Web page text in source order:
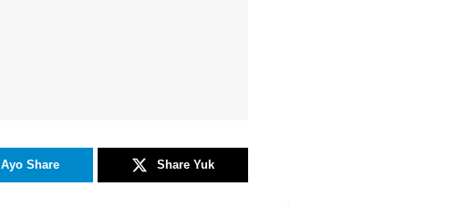
Ayo Share Share Yuk